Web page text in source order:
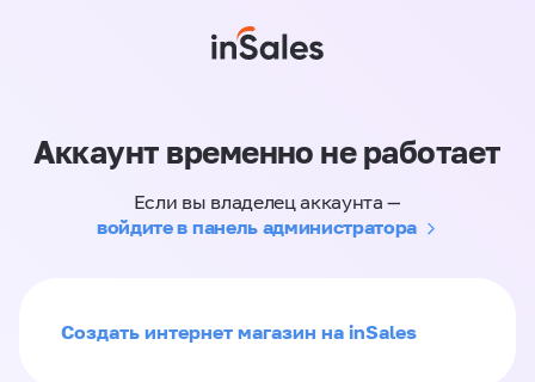
Аккаунт временно не работает
Если вы владелец аккаунта —
войдите в панель администратора
Создать интернет магазин на inSales